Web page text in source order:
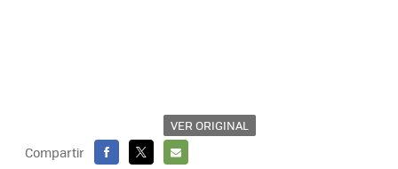
VER ORIGINAL
Compartir